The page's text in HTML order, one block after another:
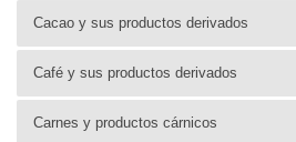
Cacao y sus productos derivados
Café y sus productos derivados
Carnes y productos cárnicos